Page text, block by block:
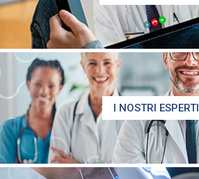
I NOSTRI ESPERTI